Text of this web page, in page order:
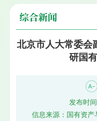
综合新闻
北京市人大常委会
研国
发布时
信息来源：国有资产